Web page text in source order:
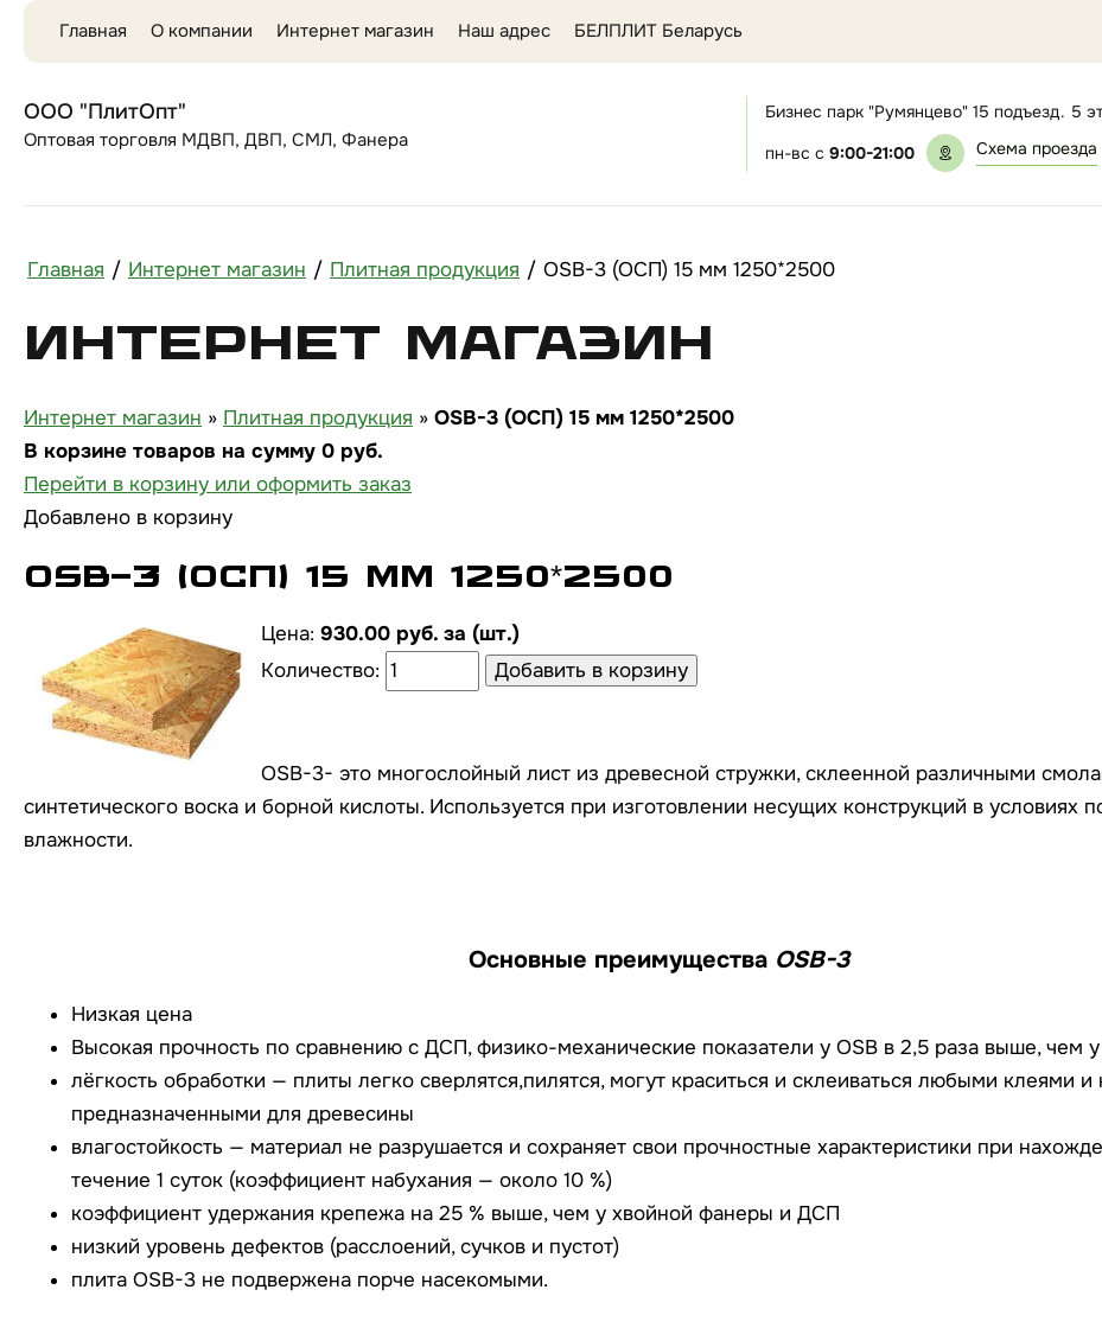
Главная О компании Интернет магазин Наш адрес БЕЛПЛИТ Беларусь
ООО "ПлитОпт"
Оптовая торговля МДВП, ДВП, СМЛ, Фанера Схема проезда
пн-вс с 9:00-21:00
Бизнес парк "Румянцево" 15 подъезд. 5
Главная / Интернет магазин / Плитная продукция / OSB-3 (ОСП) 15 мм 1250*2500
Интернет магазин
Интернет магазин » Плитная продукция » OSB-3 (ОСП) 15 мм 1250*2500
В корзине товаров на сумму 0 руб.
Перейти в корзину или оформить заказ
Добавлено в корзину
OSB-3 (ОСП) 15 мм 1250*2500
Цена: 930.00 руб. за (шт.)
Количество:
OSB-3- это многослойный лист из древесной стружки, склеенной различными
синтетического воска и борной кислоты. Используется при изготовлении несущих конструкций в условиях
влажности.
Основные преимущества OSB-3
Низкая цена
Высокая прочность по сравнению с ДСП, физико-механические показатели у OSB в 2,5 раза выше, чем
лёгкость обработки — плиты легко сверлятся,пилятся, могут краситься и склеиваться любыми клеями и
предназначенными для древесины
влагостойкость — материал не разрушается и сохраняет свои прочностные характеристики при
течение 1 суток (коэффициент набухания — около 10 %)
коэффициент удержания крепежа на 25 % выше, чем у хвойной фанеры и ДСП
низкий уровень дефектов (расслоений, сучков и пустот)
плита OSB-3 не подвержена порче насекомыми.